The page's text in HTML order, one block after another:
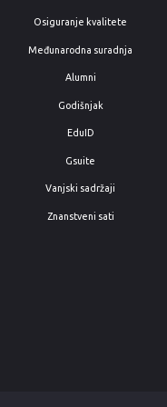
Osiguranje kvalitete
Međunarodna suradnja
Alumni
Godišnjak
EduID
Gsuite
Vanjski sadržaji
Znanstveni sati